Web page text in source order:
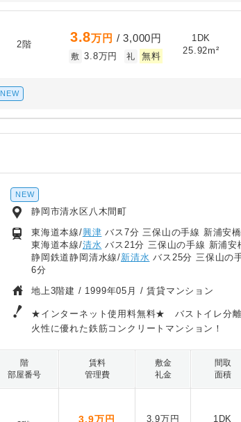
2階 3.8万円 / 3,000円
敷 3.8万円 礼 無料
1DK
25.92m²
NEW
NEW
静岡市清水区八木間町
東海道本線/興津 バス7分 三保山の手線 新浦安
東海道本線/清水 バス21分 三保山の手線 新浦安
静岡鉄道静岡清水線/新清水 バス25分 三保山の
6分
地上3階建 / 1999年05月 / 賃貸マンション
★インターネット使用料無料★ バストイレ分離
火性に優れた鉄筋コンクリートマンション！
階
部屋番号
賃料
管理費
敷金
礼金
間取
面積
3.9万円 3.9万円 1DK